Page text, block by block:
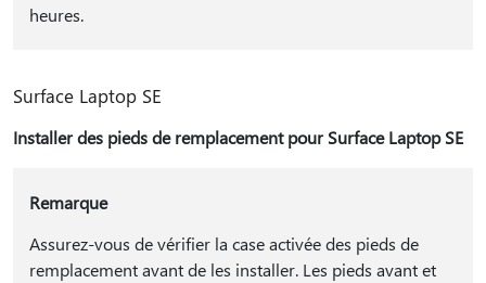
heures.
Surface Laptop SE
Installer des pieds de remplacement pour Surface Laptop SE
Remarque
Assurez-vous de vérifier la case activée des pieds de
remplacement avant de les installer. Les pieds avant et